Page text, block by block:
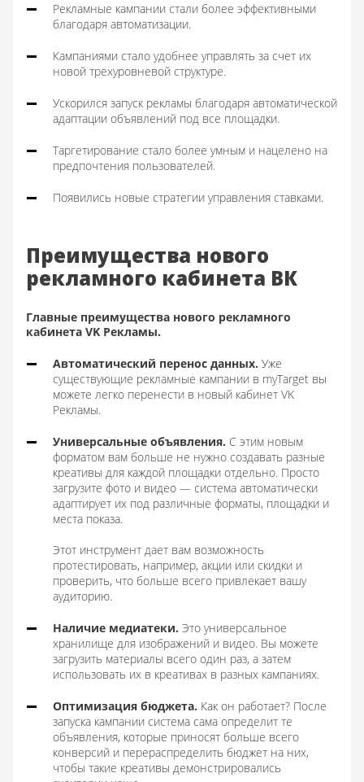
Рекламные кампании стали более эффективными
благодаря автоматизации.
Кампаниями стало удобнее управлять за счет их
новой трехуровневой структуре.
Ускорился запуск рекламы благодаря автоматической
адаптации объявлений под все площадки.
Таргетирование стало более умным и нацелено на
предпочтения пользователей.
Появились новые стратегии управления ставками.
Преимущества нового
рекламного кабинета ВК
Главные преимущества нового рекламного
кабинета VK Рекламы.
Автоматический перенос данных. Уже
существующие рекламные кампании в myTarget вы
можете легко перенести в новый кабинет VK
Рекламы.
Универсальные объявления. С этим новым
форматом вам больше не нужно создавать разные
креативы для каждой площадки отдельно. Просто
загрузите фото и видео — система автоматически
адаптирует их под различные форматы, площадки и
места показа.
Этот инструмент дает вам возможность
протестировать, например, акции или скидки и
проверить, что больше всего привлекает вашу
аудиторию.
Наличие медиатеки. Это универсальное
хранилище для изображений и видео. Вы можете
загрузить материалы всего один раз, а затем
использовать их в креативах в разных кампаниях.
Оптимизация бюджета. Как он работает? После
запуска кампании система сама определит те
объявления, которые приносят больше всего
конверсий и перераспределить бюджет на них,
чтобы такие креативы демонстрировались